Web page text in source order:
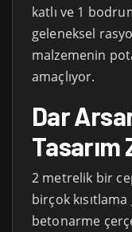
katlı ve 1
geleneksel
malzemenin
amaçlıyor.
Dar
Tasarım
2 metrelik bir
birçok
betonarme